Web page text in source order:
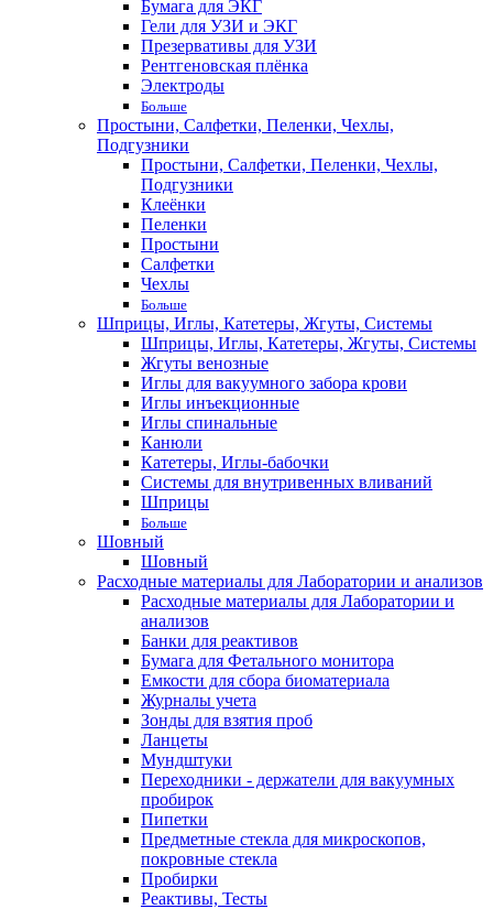
Бумага для ЭКГ
Гели для УЗИ и ЭКГ
Презервативы для УЗИ
Рентгеновская плёнка
Электроды
Больше
Простыни, Салфетки, Пеленки, Чехлы,
Подгузники
Простыни, Салфетки, Пеленки, Чехлы,
Подгузники
Клеёнки
Пеленки
Простыни
Салфетки
Чехлы
Больше
Шприцы, Иглы, Катетеры, Жгуты, Системы
Шприцы, Иглы, Катетеры, Жгуты, Системы
Жгуты венозные
Иглы для вакуумного забора крови
Иглы инъекционные
Иглы спинальные
Канюли
Катетеры, Иглы-бабочки
Системы для внутривенных вливаний
Шприцы
Больше
Шовный
Шовный
Расходные материалы для Лаборатории и анализов
Расходные материалы для Лаборатории и
анализов
Банки для реактивов
Бумага для Фетального монитора
Емкости для сбора биоматериала
Журналы учета
Зонды для взятия проб
Ланцеты
Мундштуки
Переходники - держатели для вакуумных
пробирок
Пипетки
Предметные стекла для микроскопов,
покровные стекла
Пробирки
Реактивы, Тесты